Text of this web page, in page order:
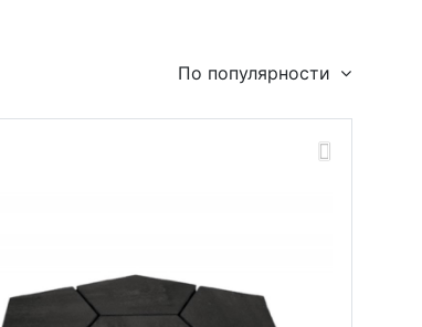
По популярности